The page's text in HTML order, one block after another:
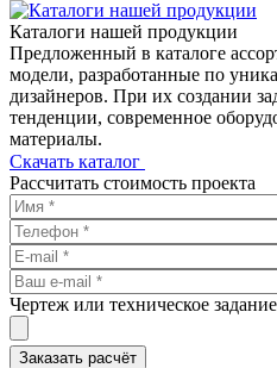
Каталоги нашей продукции
Предложенный в каталоге
модели, разработанные по
дизайнеров. При их создании
тенденции, современное
материалы.
Скачать каталог
Рассчитать стоимость проекта
Чертеж или техническое задание
Заказать расчёт